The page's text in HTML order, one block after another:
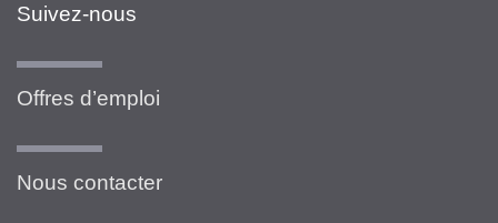
Suivez-nous
Offres d’emploi
Nous contacter